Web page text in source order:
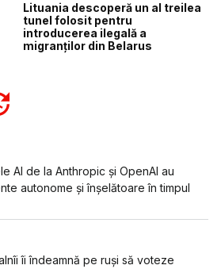
Lituania descoperă un al treilea
tunel folosit pentru
introducerea ilegală a
migranților din Belarus
AI de la Anthropic și OpenAI au
autonome și înșelătoare în timpul
îi îndeamnă pe ruși să voteze